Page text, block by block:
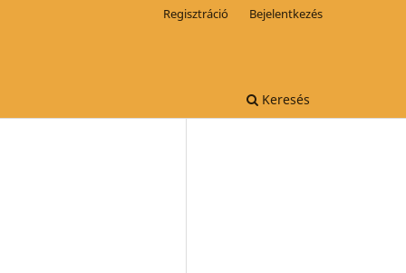
Keresés
Regisztráció Bejelentkezés